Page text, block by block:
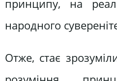
принципу, на
народного
Отже, стає